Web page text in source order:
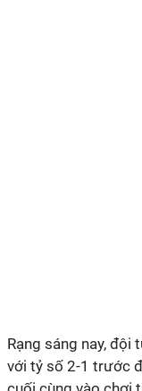
Rạng sáng nay, đội
với tỷ số 2-1 trước